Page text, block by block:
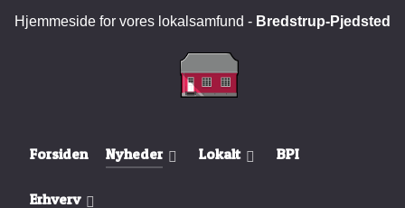
Hjemmeside for vores lokalsamfund - Bredstrup-Pjedsted
Forsiden Nyheder Lokalt BPI
Erhverv